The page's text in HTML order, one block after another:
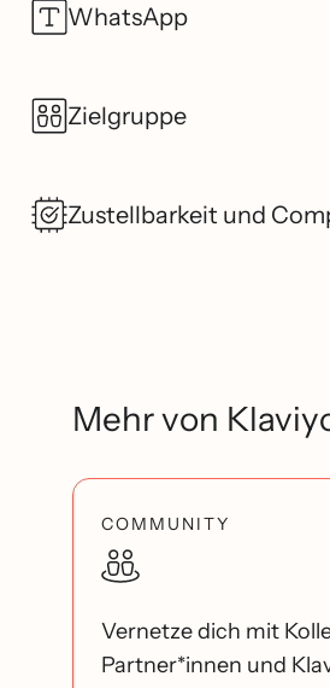
WhatsApp
Zielgruppe
Zustellbarkeit und
Mehr von
COMMUNITY
Vernetze dich mit
Partner*innen und